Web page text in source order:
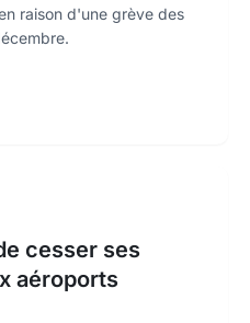
raison d'une grève des
cesser ses
aéroports